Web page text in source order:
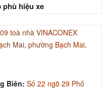
phù hiệu xe
toà nhà VINACONEX
Mai, phường Bạch Mai,
Biên: Số 22 ngõ 29 Phố